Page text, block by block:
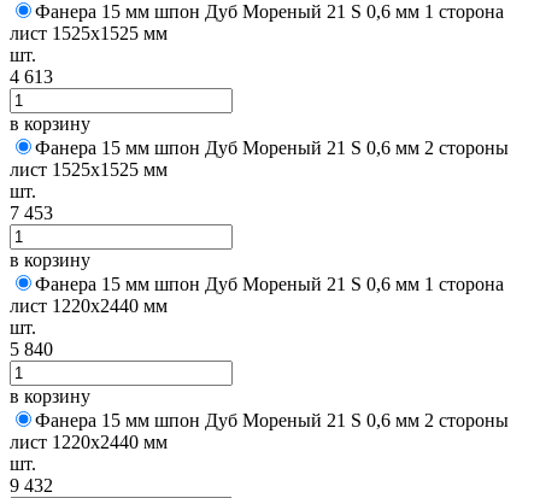
Фанера 15 мм шпон Дуб Мореный 21 S 0,6 мм 1 сторона
лист 1525х1525 мм
шт.
4 613
в корзину
Фанера 15 мм шпон Дуб Мореный 21 S 0,6 мм 2 стороны
лист 1525х1525 мм
шт.
7 453
в корзину
Фанера 15 мм шпон Дуб Мореный 21 S 0,6 мм 1 сторона
лист 1220х2440 мм
шт.
5 840
в корзину
Фанера 15 мм шпон Дуб Мореный 21 S 0,6 мм 2 стороны
лист 1220х2440 мм
шт.
9 432